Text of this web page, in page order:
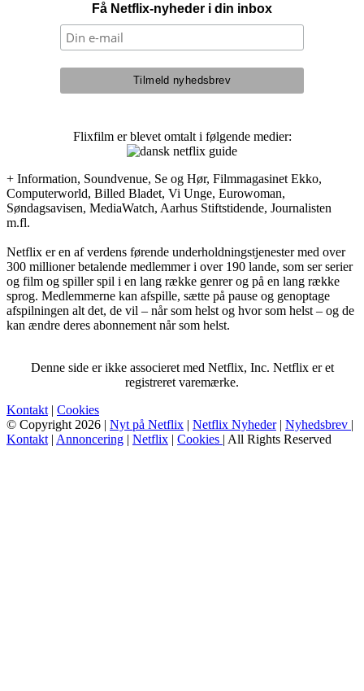
Få Netflix-nyheder i din inbox
Flixfilm er blevet omtalt i følgende medier:
+ Information, Soundvenue, Se og Hør, Filmmagasinet Ekko,
Computerworld, Billed Bladet, Vi Unge, Eurowoman,
Søndagsavisen, MediaWatch, Aarhus Stiftstidende, Journalisten
m.fl.
Netflix er en af verdens førende underholdningstjenester med over
300 millioner betalende medlemmer i over 190 lande, som ser serier
og film og spiller spil i en lang række genrer og på en lang række
sprog. Medlemmerne kan afspille, sætte på pause og genoptage
afspilningen alt det, de vil – når som helst og hvor som helst – og de
kan ændre deres abonnement når som helst.
Denne side er ikke associeret med Netflix, Inc. Netflix er et
registreret varemærke.
Kontakt | Cookies
© Copyright 2026 | Nyt på Netflix | Netflix Nyheder| Nyhedsbrev |
Kontakt | Annoncering | Netflix | Cookies | All Rights Reserved